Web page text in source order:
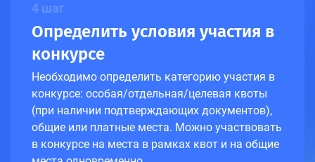
4 шаг
Определить условия участия в
конкурсе
Необходимо определить категорию участия в
конкурсе: особая/отдельная/целевая квоты
(при наличии подтверждающих документов),
общие или платные места. Можно участвовать
в конкурсе на места в рамках квот и на общие